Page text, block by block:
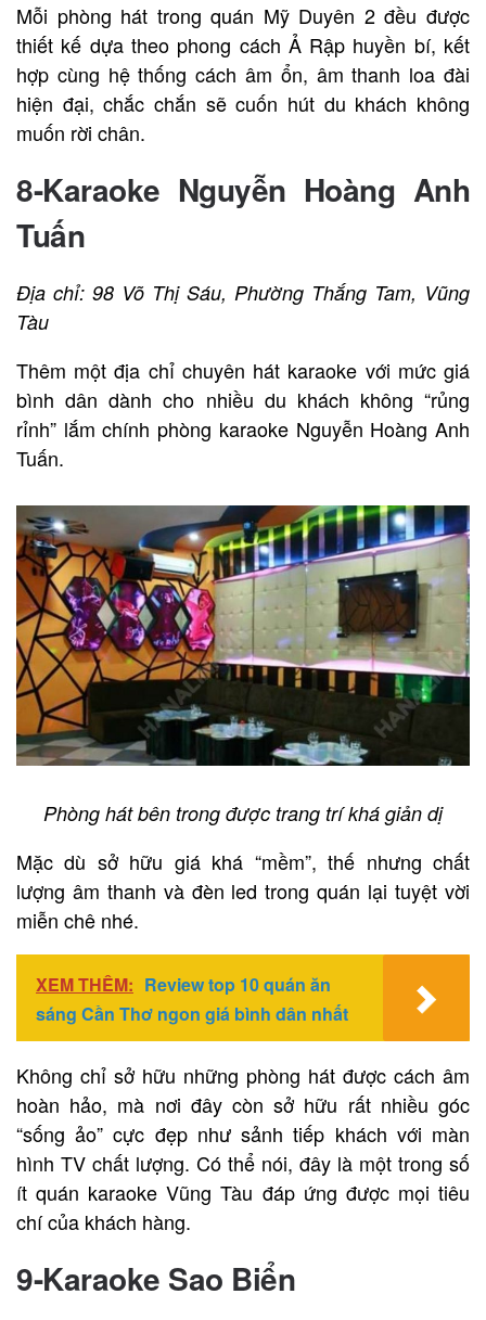
Mỗi phòng hát trong quán Mỹ Duyên 2 đều được
thiết kế dựa theo phong cách Ả Rập huyền bí, kết
hợp cùng hệ thống cách âm ổn, âm thanh loa đài
hiện đại, chắc chắn sẽ cuốn hút du khách không
muốn rời chân.
8-Karaoke Nguyễn Hoàng Anh
Tuấn
Địa chỉ: 98 Võ Thị Sáu, Phường Thắng Tam, Vũng
Tàu
Thêm một địa chỉ chuyên hát karaoke với mức giá
bình dân dành cho nhiều du khách không “rủng
rỉnh” lắm chính phòng karaoke Nguyễn Hoàng Anh
Tuấn.
Phòng hát bên trong được trang trí khá giản dị
Mặc dù sở hữu giá khá “mềm”, thế nhưng chất
lượng âm thanh và đèn led trong quán lại tuyệt vời
miễn chê nhé.
XEM THÊM: Review top 10 quán ăn
sáng Cần Thơ ngon giá bình dân nhất
Không chỉ sở hữu những phòng hát được cách âm
hoàn hảo, mà nơi đây còn sở hữu rất nhiều góc
“sống ảo” cực đẹp như sảnh tiếp khách với màn
hình TV chất lượng. Có thể nói, đây là một trong số
ít quán karaoke Vũng Tàu đáp ứng được mọi tiêu
chí của khách hàng.
9-Karaoke Sao Biển